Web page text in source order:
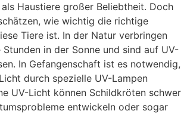
Haustiere großer Beliebtheit. Doch
wie wichtig die richtige
Tiere ist. In der Natur verbringen
in der Sonne und sind auf UV-
In Gefangenschaft ist es notwendig,
durch spezielle UV-Lampen
UV-Licht können Schildkröten schwer
entwickeln oder sogar